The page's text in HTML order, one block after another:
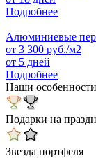
Подробнее
Алюминиевые
от 3 300 руб./м2
от 5 дней
Подробнее
Наши особенности
Подарки на
Звезда портфеля